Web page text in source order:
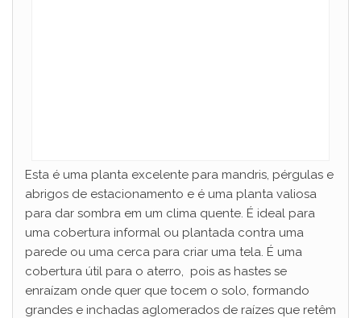
Esta é uma planta excelente para mandris, pérgulas e
abrigos de estacionamento e é uma planta valiosa
para dar sombra em um clima quente. É ideal para
uma cobertura informal ou plantada contra uma
parede ou uma cerca para criar uma tela. É uma
cobertura útil para o aterro, pois as hastes se
enraízam onde quer que tocem o solo, formando
grandes e inchadas aglomerados de raízes que retêm